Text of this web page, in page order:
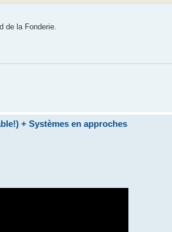
de la Fonderie.
+ Systèmes en approches